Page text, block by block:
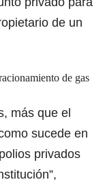
de un
de gas
más que el
sucede en
privados